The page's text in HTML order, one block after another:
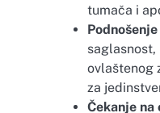
tumača i
ovlaštenog
za
Čekanje na